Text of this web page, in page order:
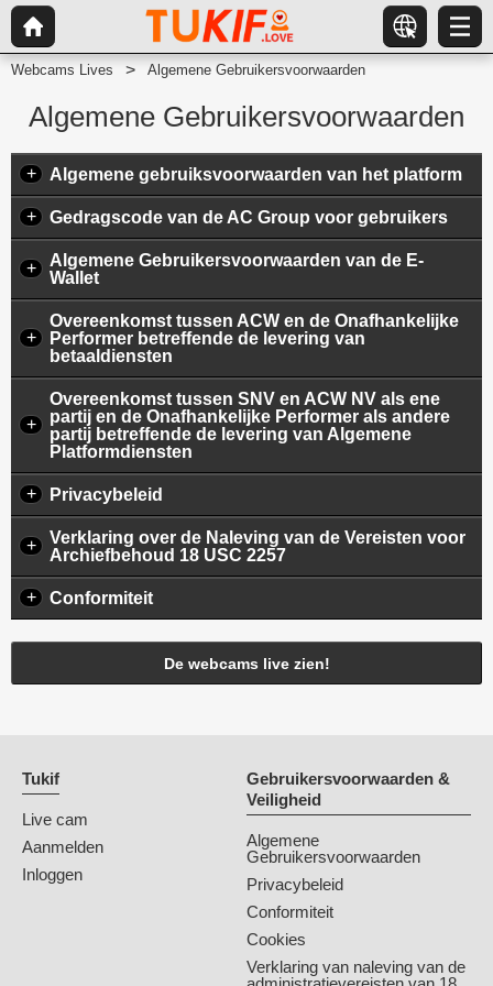
Webcams Lives Algemene Gebruikersvoorwaarden
Algemene Gebruikersvoorwaarden
+ Algemene gebruiksvoorwaarden van het platform
+ Gedragscode van de AC Group voor gebruikers
+
Algemene Gebruikersvoorwaarden van de E-
Wallet
+
Overeenkomst tussen ACW en de Onafhankelijke
Performer betreffende de levering van
betaaldiensten
+
Overeenkomst tussen SNV en ACW NV als ene
partij en de Onafhankelijke Performer als andere
partij betreffende de levering van Algemene
Platformdiensten
+ Privacybeleid
+
Verklaring over de Naleving van de Vereisten voor
Archiefbehoud 18 USC 2257
+ Conformiteit
De webcams live zien!
Tukif
Live cam
Aanmelden
Inloggen
Gebruikersvoorwaarden &
Veiligheid
Algemene
Gebruikersvoorwaarden
Privacybeleid
Conformiteit
Cookies
Verklaring van naleving van de